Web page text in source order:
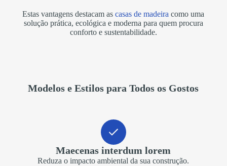
Estas vantagens destacam ascasas de madeira como uma
solução prática, ecológica e moderna para quem procura
conforto e sustentabilidade.
Modelos e Estilos para Todos os Gostos
Maecenas interdum lorem
Reduza o impacto ambiental da sua construção.